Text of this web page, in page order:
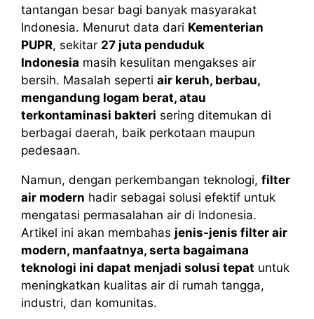
tantangan besar bagi banyak masyarakat
Indonesia. Menurut data dari Kementerian
PUPR, sekitar 27 juta penduduk
Indonesia masih kesulitan mengakses air
bersih. Masalah seperti air keruh, berbau,
mengandung logam berat, atau
terkontaminasi bakteri sering ditemukan di
berbagai daerah, baik perkotaan maupun
pedesaan.
Namun, dengan perkembangan teknologi, filter
air modern hadir sebagai solusi efektif untuk
mengatasi permasalahan air di Indonesia.
Artikel ini akan membahas jenis-jenis filter air
modern, manfaatnya, serta bagaimana
teknologi ini dapat menjadi solusi tepat untuk
meningkatkan kualitas air di rumah tangga,
industri, dan komunitas.